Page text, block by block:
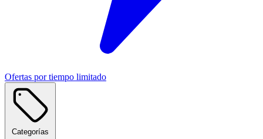
Ofertas por tiempo limitado
Categorías